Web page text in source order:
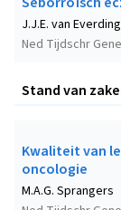
Ned Tijdschr
J.J.E. van
Stand van
Kwaliteit van
oncologie
M.A.G. Sprangers